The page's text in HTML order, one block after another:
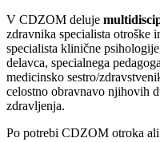
V CDZOM deluje
zdravnika specialista otroške
specialista klinične
delavca, specialnega
medicinsko sestro/
celostno obravnavo njihovih
zdravljenja.
Po potrebi CDZOM otroka